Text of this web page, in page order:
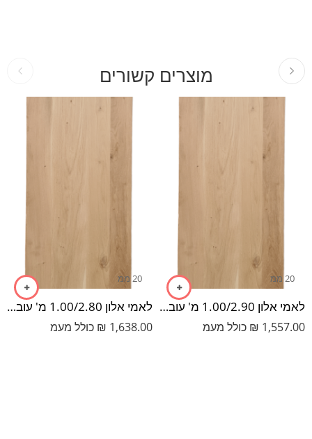
מוצרים קשורים
20 ממ
לאמי אלון 1.00/2.90 מ' עובי 20 מ"מ
1,557.00
₪ כולל מעמ
20 ממ
לאמי אלון 1.00/2.80 מ' עובי 20 מ"מ
1,638.00
₪ כולל מעמ